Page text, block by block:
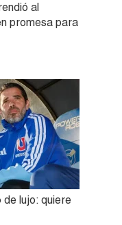
al
promesa para
lujo: quiere